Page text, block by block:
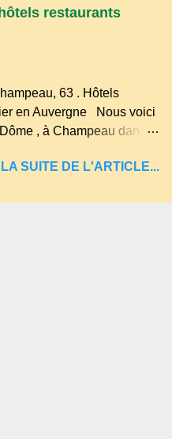
Chaîne des Puys qui en
soixante. En Auvergne
forme d'entonnoir
entrailles de la terre, les
trop de
restaurants
63 . Hôtels
en Auvergne Nous voici
, à Champeau dans
Restaurant Vindrié était
et son poulet cocotte,
LA SUITE DE L'ARTICLE...